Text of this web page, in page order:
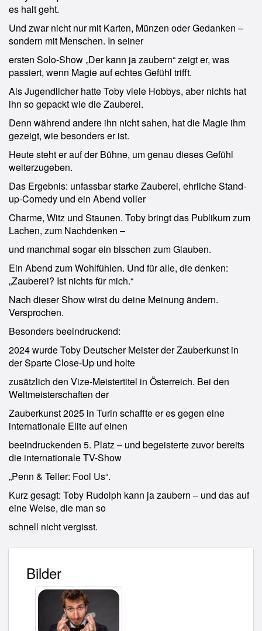
es halt geht.
Und zwar nicht nur mit Karten, Münzen oder Gedanken –
sondern mit Menschen. In seiner
ersten Solo-Show „Der kann ja zaubern“ zeigt er, was
passiert, wenn Magie auf echtes Gefühl trifft.
Als Jugendlicher hatte Toby viele Hobbys, aber nichts hat
ihn so gepackt wie die Zauberei.
Denn während andere ihn nicht sahen, hat die Magie ihm
gezeigt, wie besonders er ist.
Heute steht er auf der Bühne, um genau dieses Gefühl
weiterzugeben.
Das Ergebnis: unfassbar starke Zauberei, ehrliche Stand-
up-Comedy und ein Abend voller
Charme, Witz und Staunen. Toby bringt das Publikum zum
Lachen, zum Nachdenken –
und manchmal sogar ein bisschen zum Glauben.
Ein Abend zum Wohlfühlen. Und für alle, die denken:
„Zauberei? Ist nichts für mich.“
Nach dieser Show wirst du deine Meinung ändern.
Versprochen.
Besonders beeindruckend:
2024 wurde Toby Deutscher Meister der Zauberkunst in
der Sparte Close-Up und holte
zusätzlich den Vize-Meistertitel in Österreich. Bei den
Weltmeisterschaften der
Zauberkunst 2025 in Turin schaffte er es gegen eine
internationale Elite auf einen
beeindruckenden 5. Platz – und begeisterte zuvor bereits
die internationale TV-Show
„Penn & Teller: Fool Us“.
Kurz gesagt: Toby Rudolph kann ja zaubern – und das auf
eine Weise, die man so
schnell nicht vergisst.
Bilder